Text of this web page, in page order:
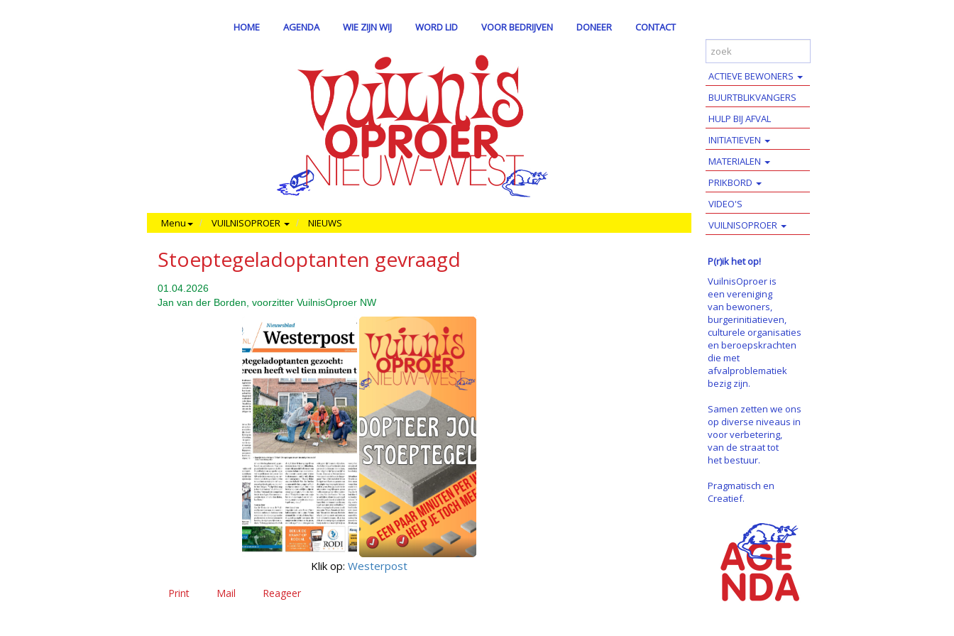
HOME AGENDA WIE ZIJN WIJ WORD LID VOOR BEDRIJVEN DONEER CONTACT
Menu VUILNISOPROER NIEUWS
Stoeptegeladoptanten gevraagd
01.04.2026
Jan van der Borden, voorzitter VuilnisOproer NW
Klik op: Westerpost
Print Mail Reageer
ACTIEVE BEWONERS
BUURTBLIKVANGERS
HULP BIJ AFVAL
INITIATIEVEN
MATERIALEN
PRIKBORD
VIDEO'S
VUILNISOPROER
P(r)ik het op!
VuilnisOproer is
een vereniging
van bewoners,
burgerinitiatieven,
culturele organisaties
en beroepskrachten
die met
afvalproblematiek
bezig zijn.
Samen zetten we ons
op diverse niveaus in
voor verbetering,
van de straat tot
het bestuur.
Pragmatisch en
Creatief.